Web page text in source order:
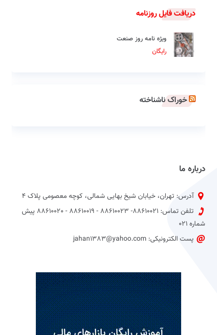
دریافت فایل روزنامه
ویژه نامه روز صنعت
رایگان
خوراک ناشناخته
درباره ما
آدرس: تهران، خیابان شیخ بهایی شمالی، کوچه معصومی پلاک 4
تلفن تماس: 88610021- 88610023 - 88610019 - 88610020 پیش
شماره 021
پست الکترونیکی: jahan1383@yahoo.com